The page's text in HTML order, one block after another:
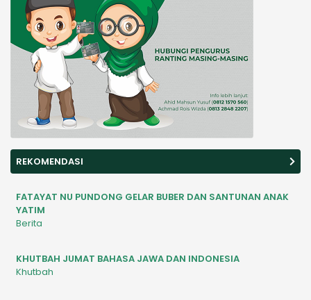
REKOMENDASI
FATAYAT NU PUNDONG GELAR BUBER DAN SANTUNAN ANAK
YATIM
Berita
KHUTBAH JUMAT BAHASA JAWA DAN INDONESIA
Khutbah